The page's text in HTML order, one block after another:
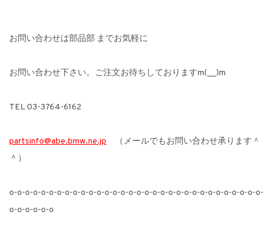
お問い合わせは部品部 までお気軽に
お問い合わせ下さい。ご注文お待ちしておりますm(__)m
TEL 03-3764-6162
partsinfo@abe.bmw.ne.jp （メールでもお問い合わせ承ります＾
＾）
o-o-o-o-o-o-o-o-o-o-o-o-o-o-o-o-o-o-o-o-o-o-o-o-o-o-o-o-o-o-o-o-
o-o-o-o-o-o